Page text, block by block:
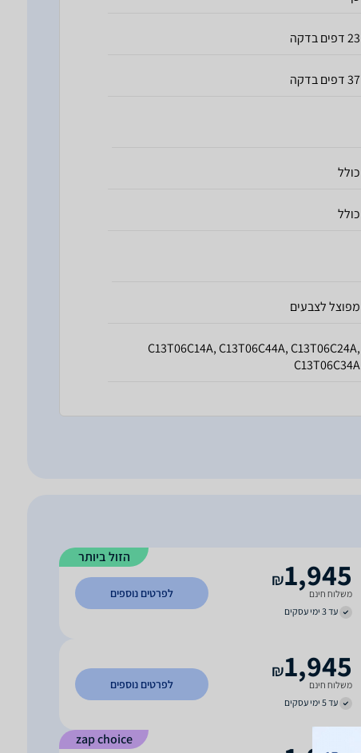
23 דפים בדקה
37 דפים בדקה
כולל
כולל
מפוצל לצבעים
C13T06C14A, C13T06C44A, C13T06C24A,
C13T06C34A
הזול ביותר
1,945
₪
משלוח חינם
עד 3 ימי עסקים
לפרטים נוספים
1,945
₪
משלוח חינם
עד 5 ימי עסקים
לפרטים נוספים
zap choice